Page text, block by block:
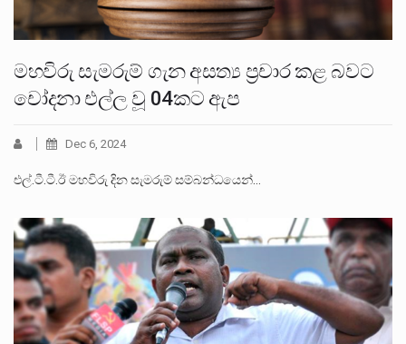
මහවිරු සැමරුම් ගැන අසත්‍ය ප්‍රචාර කළ බවට
චෝදනා එල්ල වූ 04කට ඇප
Dec 6, 2024
එල්.ටී.ටී.ඊ මහවිරු දින සැමරුම් සම්බන්ධයෙන්…